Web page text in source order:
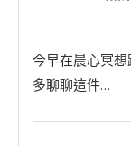
今早在晨心冥
多聊聊這件…